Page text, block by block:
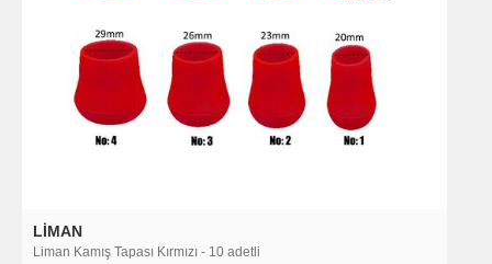
LIMAN
Liman Kamış Tapası Kırmızı - 10 adetli